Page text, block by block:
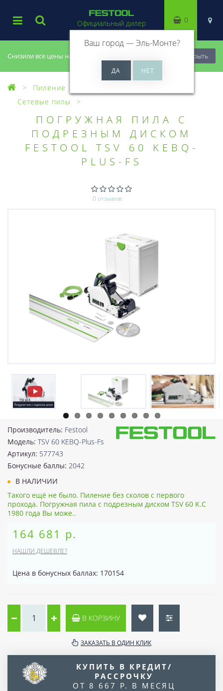
Снизили все цены на 20%, успей купить! Закрыть
Официальный дилер
Ваш город —Эль-Монте?
0
Пиление
Сетевые пилы
ПОГРУЖНАЯ ПИЛА С
ПОДРЕЗНЫМ ДИСКОМ
FESTOOL TSV 60 KEBQ-
PLUS-FS
0 отзывов
Производитель: Festool
Модель: TSV 60 KEBQ-Plus-Fs
Артикул: 577743
Бонусные баллы: 2042
В НАЛИЧИИ
Такого ещё не было. Пиление без сколов с первого
прохода. Погружная пила с подрезным диском TSV 60 K.С
1980 года Вы може..
164 681 р.
НАШЛИ ДЕШЕВЛЕ?
Цена в бонусных баллах: 170154
В КОРЗИНУ
ЗАКАЗАТЬ В ОДИН КЛИК
КУПИТЬ В КРЕДИТ/
РАССРОЧКУ
ОТ 8 667 Р. В МЕСЯЦ